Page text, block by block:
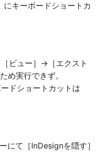
キーボードショートカ
ビュー］→［エクスト
め実行できず。
ドショートカットは
にて［InDesignを隠す］